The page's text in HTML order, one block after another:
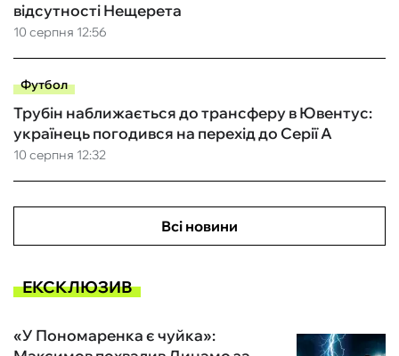
10 серпня 12:56
відсутності Нещерета
Футбол
10 серпня 12:32
Трубін наближається до трансферу в Ювентус:
українець погодився на перехід до Серії А
Всі новини
ЕКСКЛЮЗИВ
«У Пономаренка є чуйка»: